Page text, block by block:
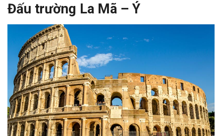
Đấu trường La Mã – Ý